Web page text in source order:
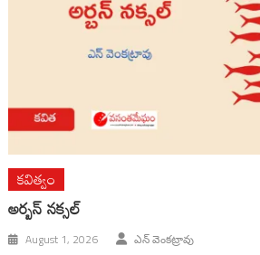
కవిత్వం
అర్బన్ నక్సల్
August 1, 2026 ఎన్ వెంకట్రావు